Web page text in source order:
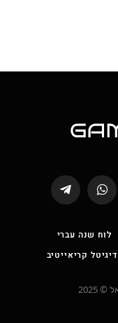
WhatsApp
Telegram
לוח שנה עברי
קריאייטיב
2025